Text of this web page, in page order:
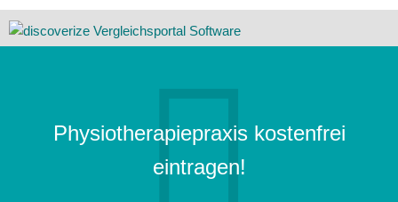
Physiotherapiepraxis kostenfrei
eintragen!